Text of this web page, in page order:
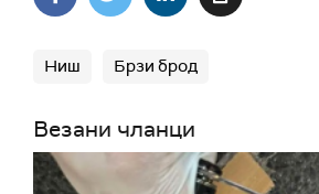
Ниш Брзи брод
Везани чланци